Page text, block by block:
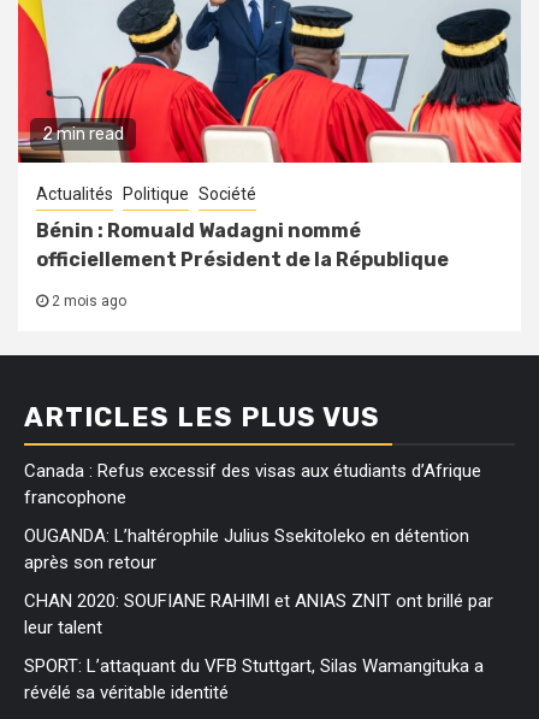
2 min read
Actualités Politique Société
Bénin : Romuald Wadagni nommé
officiellement Président de la République
2 mois ago
ARTICLES LES PLUS VUS
Canada : Refus excessif des visas aux étudiants d’Afrique
francophone
OUGANDA: L’haltérophile Julius Ssekitoleko en détention
après son retour
CHAN 2020: SOUFIANE RAHIMI et ANIAS ZNIT ont brillé par
leur talent
SPORT: L’attaquant du VFB Stuttgart, Silas Wamangituka a
révélé sa véritable identité